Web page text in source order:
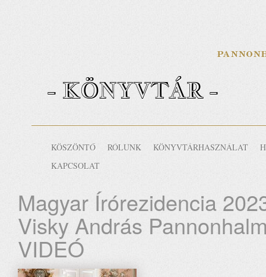
- KÖNYVTÁR -
KÖSZÖNTŐ RÓLUNK KÖNYVTÁRHASZNÁLAT
KAPCSOLAT
Magyar Írórezidencia
Visky András
VIDEÓ